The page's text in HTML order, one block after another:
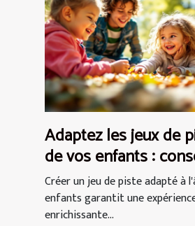
Adaptez les jeux de
de vos enfants :
pratiques
Créer un jeu de piste adapté à
enfants garantit une
enrichissante...